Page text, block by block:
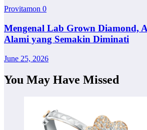
Provitamon 0
Mengenal Lab Grown Diamond,
Alami yang Semakin Diminati
June 25, 2026
You May Have Missed